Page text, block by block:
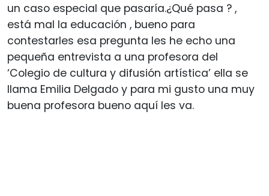
un caso especial que pasaría.¿Qué pasa ? ,
está mal la educación , bueno para
contestarles esa pregunta les he echo una
pequeña entrevista a una profesora del
‘Colegio de cultura y difusión artística’ ella se
llama Emilia Delgado y para mi gusto una muy
buena profesora bueno aquí les va.